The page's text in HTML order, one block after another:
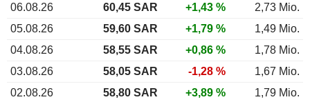
06.08.26
60,45 SAR +1,43 %
2,73 Mio.
05.08.26
59,60 SAR +1,79 %
1,49 Mio.
04.08.26
58,55 SAR +0,86 %
1,78 Mio.
03.08.26
58,05 SAR -1,28 %
1,67 Mio.
02.08.26
58,80 SAR +3,89 % 1,79 Mio.